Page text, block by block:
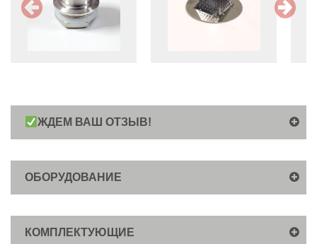
ЖДЕМ ВАШ ОТЗЫВ!
ОБОРУДОВАНИЕ
КОМПЛЕКТУЮЩИЕ